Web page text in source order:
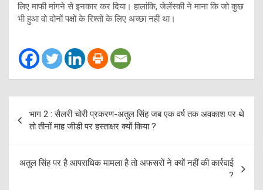
लिए माफी मांगने से इनकार कर दिया। हालांकि, जेलेंस्की ने माना कि जो कुछ
भी हुआ वो दोनों पक्षों के रिश्तों के लिए अच्छा नहीं था।
navigation
भाग 2 : सैलरी चोरी प्रकरण-अतुल सिंह जब एक वर्ष तक अवकाश पर थे
तो तीनों माह जीडी पर हस्ताक्षर क्यों किया ?
अतुल सिंह पर है आपराधिक मामला है तो अफसरों ने क्यों नहीं की कार्रवाई
?